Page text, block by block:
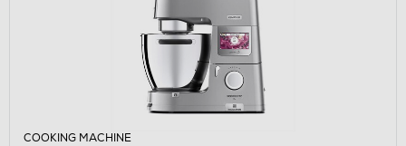
COOKING MACHINE